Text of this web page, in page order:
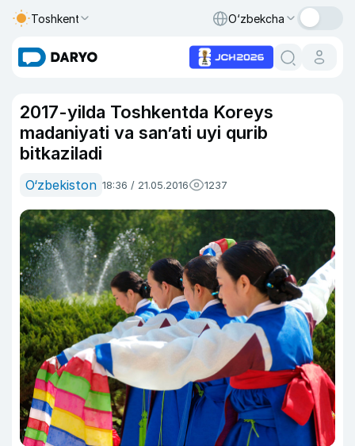
Toshkent O‘zbekcha
2017-yilda Toshkentda Koreys
madaniyati va san’ati uyi qurib
bitkaziladi
O‘zbekiston 18:36 / 21.05.2016 1237